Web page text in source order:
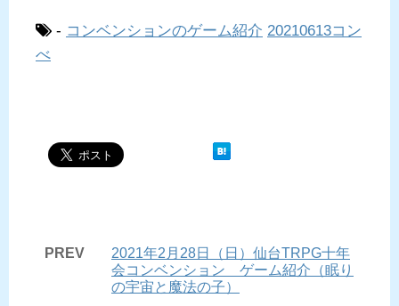
- コンベンションのゲーム紹介 20210613コン
べ
PREV
2021年2月28日（日）仙台TRPG十年
会コンベンション ゲーム紹介（眠り
の宇宙と魔法の子）